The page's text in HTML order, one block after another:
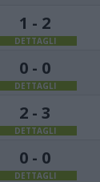
1 - 2
DETTAGLI
0 - 0
DETTAGLI
2 - 3
DETTAGLI
0 - 0
DETTAGLI